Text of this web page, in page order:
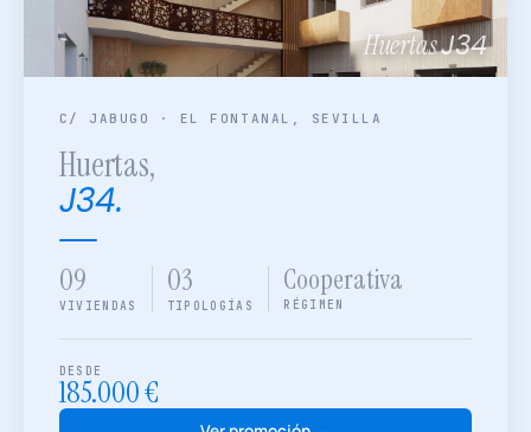
HuertasJ34
C/ JABUGO · EL FONTANAL, SEVILLA
Huertas,
J34.
09
VIVIENDAS
03
TIPOLOGÍAS
Cooperativa
RÉGIMEN
DESDE
185.000 €